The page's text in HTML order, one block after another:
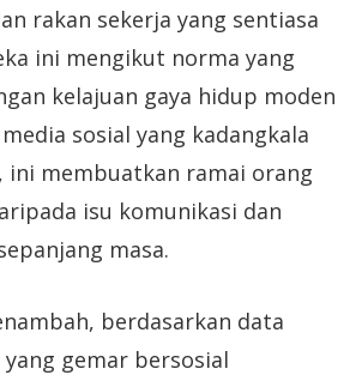
rakan sekerja yang sentiasa
ini mengikut norma yang
kelajuan gaya hidup moden
sosial yang kadangkala
ini membuatkan ramai orang
isu komunikasi dan
masa.
berdasarkan data
gemar bersosial